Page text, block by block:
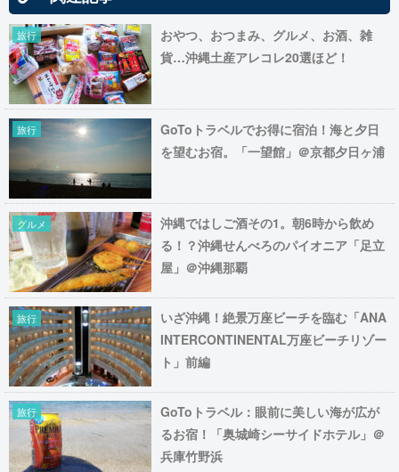
旅行
おやつ、おつまみ、グルメ、お酒、雑
貨…沖縄土産アレコレ20選ほど！
旅行
GoToトラベルでお得に宿泊！海と夕日
を望むお宿。「一望館」＠京都夕日ヶ浦
グルメ
沖縄ではしご酒その1。朝6時から飲め
る！？沖縄せんべろのパイオニア「足立
屋」＠沖縄那覇
旅行
いざ沖縄！絶景万座ビーチを臨む「ANA
INTERCONTINENTAL万座ビーチリゾー
ト」前編
旅行
GoToトラベル：眼前に美しい海が広が
るお宿！「奥城崎シーサイドホテル」＠
兵庫竹野浜